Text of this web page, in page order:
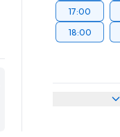
17:00
18:00